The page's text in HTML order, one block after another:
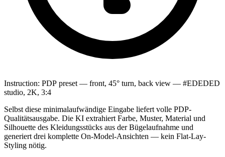
Instruction: PDP preset — front, 45° turn, back view — #EDEDED
studio, 2K, 3:4
Selbst diese minimalaufwändige Eingabe liefert volle PDP-
Qualitätsausgabe. Die KI extrahiert Farbe, Muster, Material und
Silhouette des Kleidungsstücks aus der Bügelaufnahme und
generiert drei komplette On-Model-Ansichten — kein Flat-Lay-
Styling nötig.